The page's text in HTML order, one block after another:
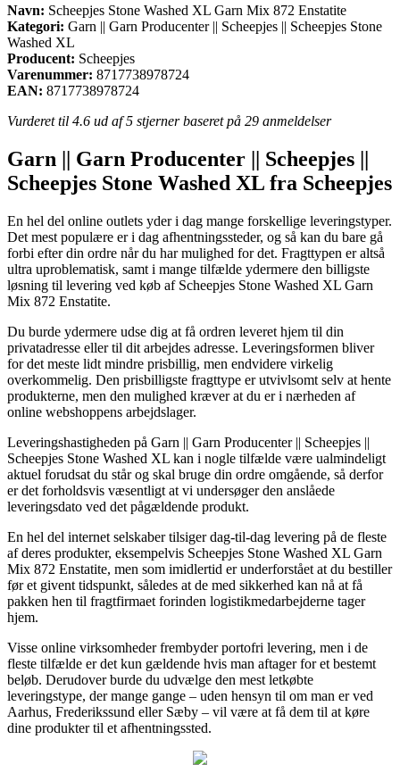
Navn: Scheepjes Stone Washed XL Garn Mix 872 Enstatite
Kategori: Garn || Garn Producenter || Scheepjes || Scheepjes Stone
Washed XL
Producent: Scheepjes
Varenummer: 8717738978724
EAN: 8717738978724
Vurderet til 4.6 ud af 5 stjerner baseret på 29 anmeldelser
Garn || Garn Producenter || Scheepjes ||
Scheepjes Stone Washed XL fra Scheepjes
En hel del online outlets yder i dag mange forskellige leveringstyper.
Det mest populære er i dag afhentningssteder, og så kan du bare gå
forbi efter din ordre når du har mulighed for det. Fragttypen er altså
ultra uproblematisk, samt i mange tilfælde ydermere den billigste
løsning til levering ved køb af Scheepjes Stone Washed XL Garn
Mix 872 Enstatite.
Du burde ydermere udse dig at få ordren leveret hjem til din
privatadresse eller til dit arbejdes adresse. Leveringsformen bliver
for det meste lidt mindre prisbillig, men endvidere virkelig
overkommelig. Den prisbilligste fragttype er utvivlsomt selv at hente
produkterne, men den mulighed kræver at du er i nærheden af
online webshoppens arbejdslager.
Leveringshastigheden på Garn || Garn Producenter || Scheepjes ||
Scheepjes Stone Washed XL kan i nogle tilfælde være ualmindeligt
aktuel forudsat du står og skal bruge din ordre omgående, så derfor
er det forholdsvis væsentligt at vi undersøger den anslåede
leveringsdato ved det pågældende produkt.
En hel del internet selskaber tilsiger dag-til-dag levering på de fleste
af deres produkter, eksempelvis Scheepjes Stone Washed XL Garn
Mix 872 Enstatite, men som imidlertid er underforstået at du bestiller
før et givent tidspunkt, således at de med sikkerhed kan nå at få
pakken hen til fragtfirmaet forinden logistikmedarbejderne tager
hjem.
Visse online virksomheder frembyder portofri levering, men i de
fleste tilfælde er det kun gældende hvis man aftager for et bestemt
beløb. Derudover burde du udvælge den mest letkøbte
leveringstype, der mange gange – uden hensyn til om man er ved
Aarhus, Frederikssund eller Sæby – vil være at få dem til at køre
dine produkter til et afhentningssted.